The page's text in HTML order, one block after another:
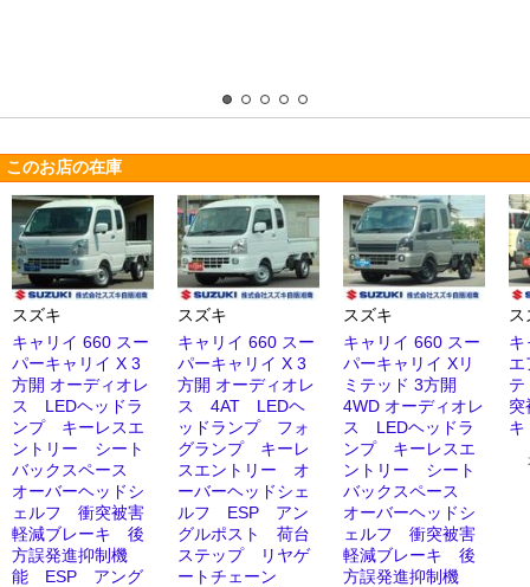
このお店の在庫
スズキ
キャリイ 660 スー
パーキャリイ X 3
方開 オーディオレ
ス LEDヘッドラ
ンプ キーレスエ
ントリー シート
バックスペース
オーバーヘッドシ
ェルフ 衝突被害
軽減ブレーキ 後
方誤発進抑制機
能 ESP アング
スズキ
キャリイ 660 スー
パーキャリイ X 3
方開 オーディオレ
ス 4AT LEDヘ
ッドランプ フォ
グランプ キーレ
スエントリー オ
ーバーヘッドシェ
ルフ ESP アン
グルポスト 荷台
ステップ リヤゲ
ートチェーン
スズキ
キャリイ 660 スー
パーキャリイ Xリ
ミテッド 3方開
4WD オーディオレ
ス LEDヘッドラ
ンプ キーレスエ
ントリー シート
バックスペース
オーバーヘッドシ
ェルフ 衝突被害
軽減ブレーキ 後
方誤発進抑制機
ス
キ
エ
テ
突
キ